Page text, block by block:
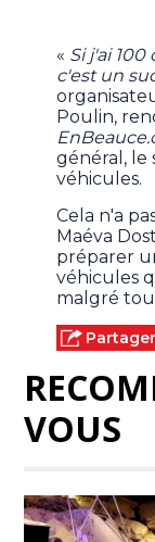
« Si j'ai
c'est un
Poulin,
général, le
véhicules.
Cela n'a
Maéva
préparer
véhicules
malgré
VOUS